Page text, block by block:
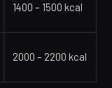
1400 – 1500 kcal
2000 – 2200 kcal